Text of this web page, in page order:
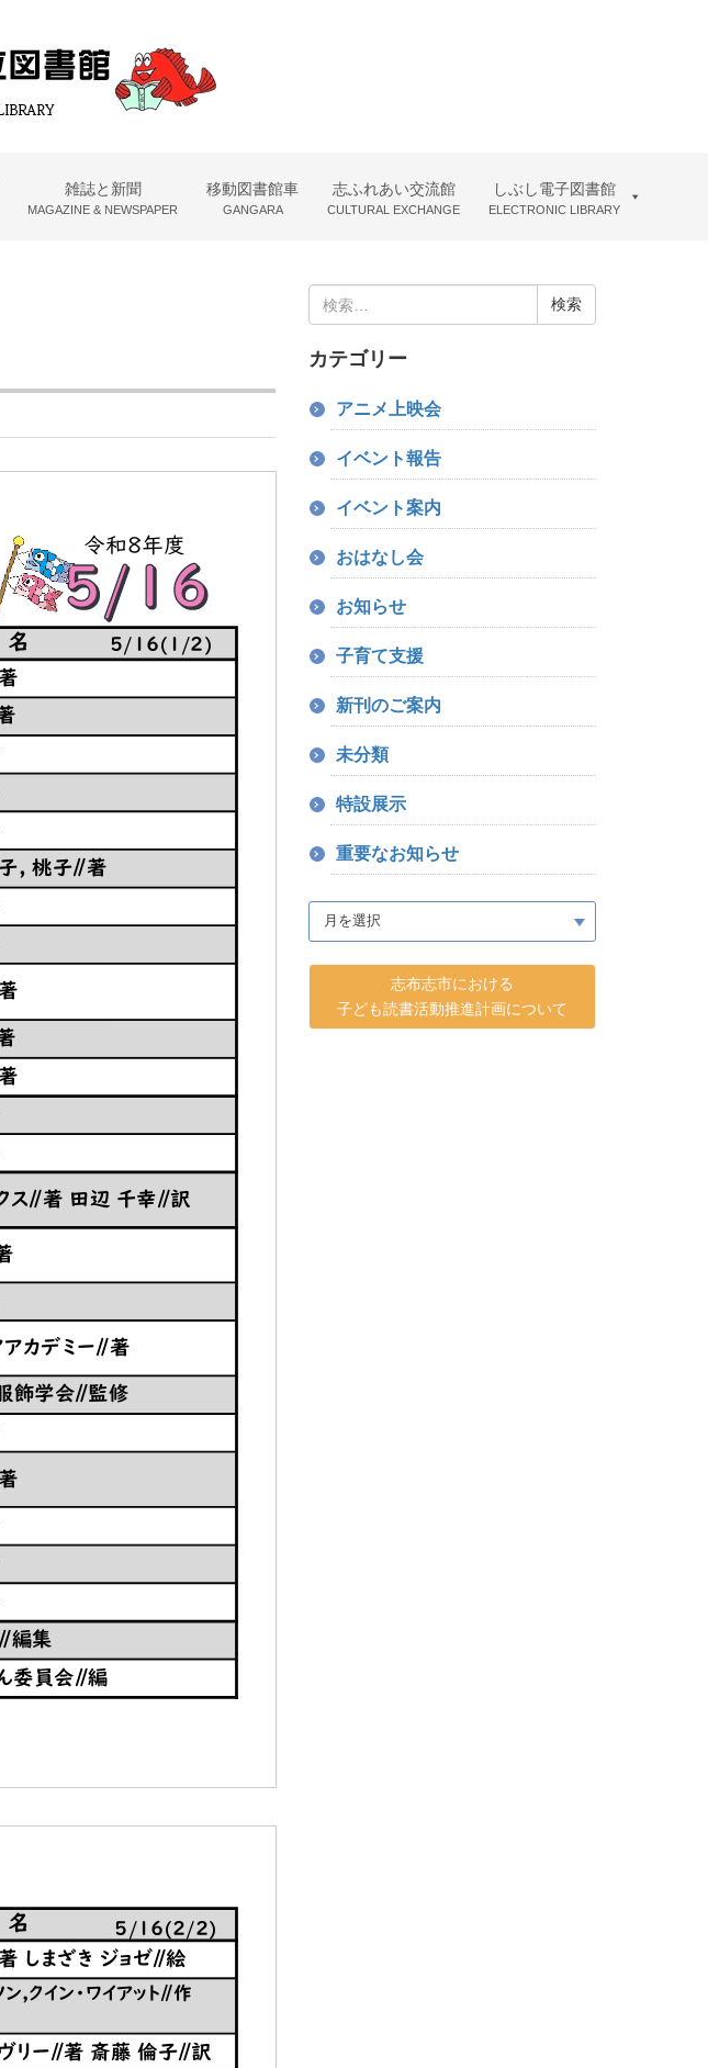
雑誌と新聞
MAGAZINE & NEWSPAPER
移動図書館車
GANGARA
志ふれあい交流館
CULTURAL EXCHANGE
しぶし電子図書館
ELECTRONIC LIBRARY
索:
カテゴリー
アニメ上映会
イベント報告
イベント案内
おはなし会
お知らせ
子育て支援
新刊のご案内
未分類
特設展示
重要なお知らせ
志布志市における
子ども読書活動推進計画について